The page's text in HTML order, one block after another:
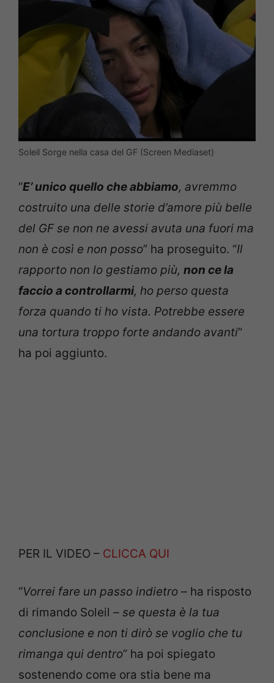
Soleil Sorge nella casa del GF (Screen Mediaset)
“E’ unico quello che abbiamo, avremmo
costruito una delle storie d’amore più belle
del GF se non ne avessi avuta una fuori ma
non è così e non posso” ha proseguito. “Il
rapporto non lo gestiamo più, non ce la
faccio a controllarmi, ho perso questa
forza quando ti ho vista. Potrebbe essere
una tortura troppo forte andando avanti”
ha poi aggiunto.
PER IL VIDEO – CLICCA QUI
“Vorrei fare un passo indietro – ha risposto
di rimando Soleil – se questa è la tua
conclusione e non ti dirò se voglio che tu
rimanga qui dentro” ha poi spiegato
sostenendo come ora stia bene ma